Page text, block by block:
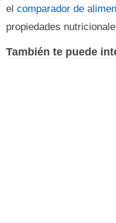
el comparador de
propiedades
También te puede